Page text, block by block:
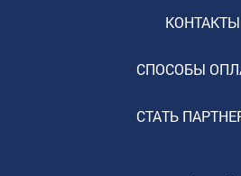
КОНТАКТЫ
СПОСОБЫ
СТАТЬ